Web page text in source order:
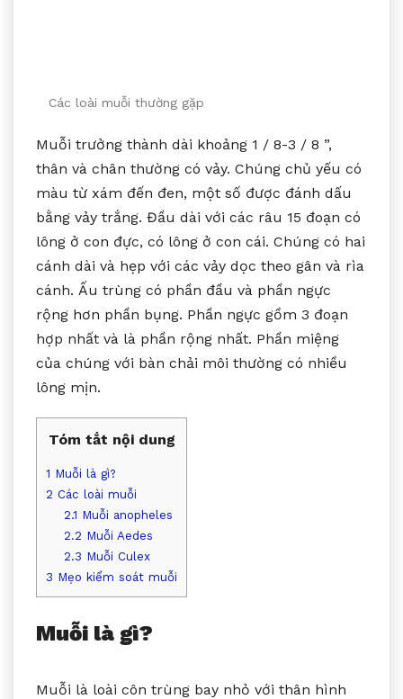
Các loài muỗi thường gặp
Muỗi trưởng thành dài khoảng 1 / 8-3 / 8 ”,
thân và chân thường có vảy. Chúng chủ yếu có
màu từ xám đến đen, một số được đánh dấu
bằng vảy trắng. Đầu dài với các râu 15 đoạn có
lông ở con đực, có lông ở con cái. Chúng có hai
cánh dài và hẹp với các vảy dọc theo gân và rìa
cánh. Ấu trùng có phần đầu và phần ngực
rộng hơn phần bụng. Phần ngực gồm 3 đoạn
hợp nhất và là phần rộng nhất. Phần miệng
của chúng với bàn chải môi thường có nhiều
lông mịn.
Tóm tắt nội dung
1 Muỗi là gì?
2 Các loài muỗi
2.1 Muỗi anopheles
2.2 Muỗi Aedes
2.3 Muỗi Culex
3 Mẹo kiểm soát muỗi
Muỗi là gì?
Muỗi là loài côn trùng bay nhỏ với thân hình